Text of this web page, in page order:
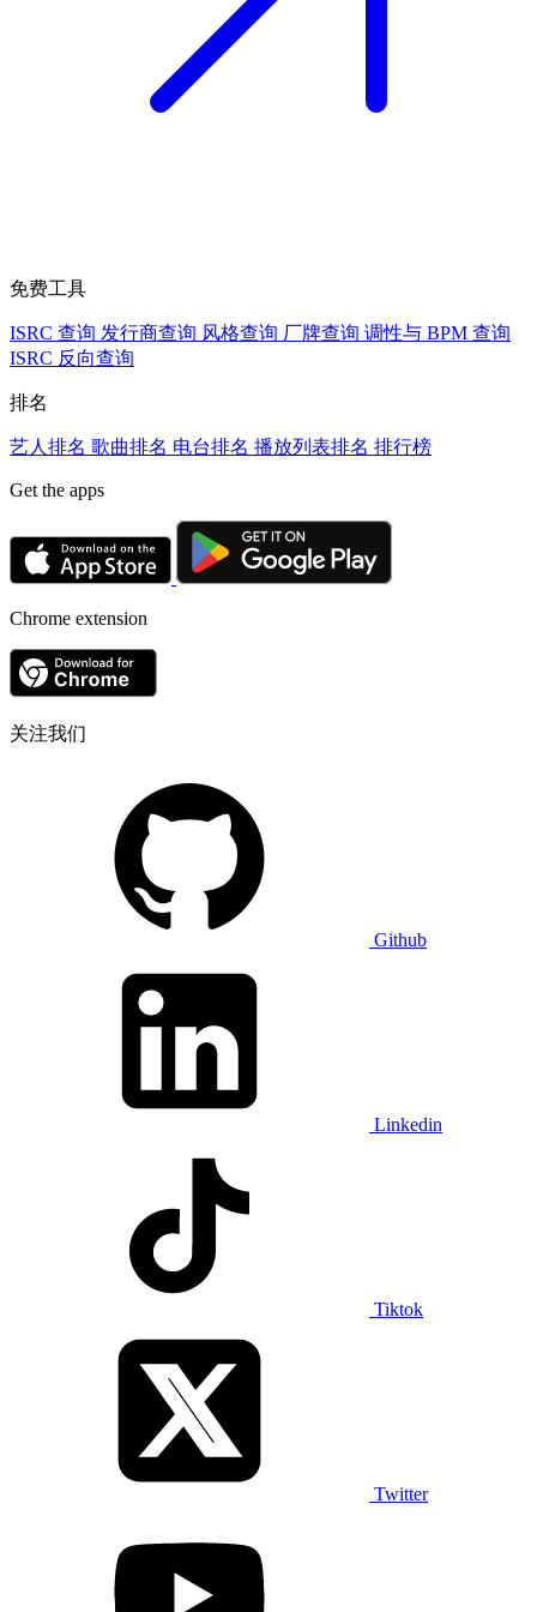
免费工具
ISRC 查询 发行商查询 风格查询 厂牌查询 调性与 BPM 查询
ISRC 反向查询
排名
艺人排名 歌曲排名 电台排名 播放列表排名 排行榜
Get the apps
Chrome extension
关注我们
Github
Linkedin
Tiktok
Twitter